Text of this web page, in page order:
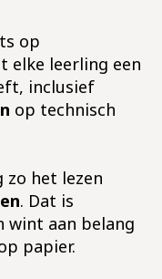
op
elke leerling een
inclusief
op technisch
zo het lezen
. Dat is
wint aan belang
papier.